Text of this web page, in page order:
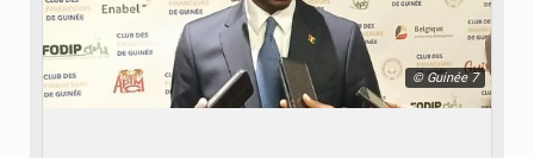
© Guinée 7